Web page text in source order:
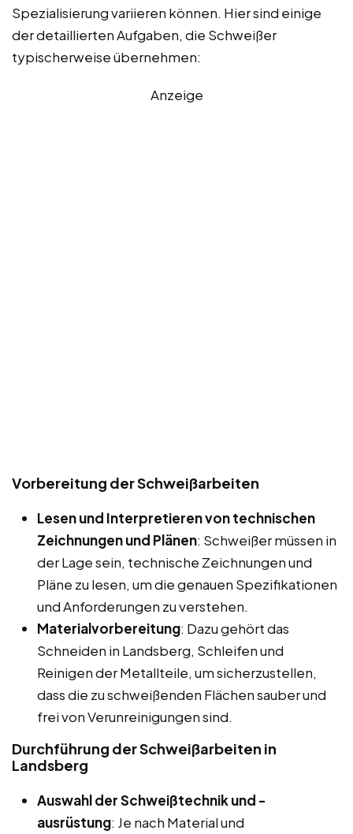
Spezialisierung variieren können. Hier sind einige
der detaillierten Aufgaben, die Schweißer
typischerweise übernehmen:
Anzeige
Vorbereitung der Schweißarbeiten
Lesen und Interpretieren von technischen
Zeichnungen und Plänen: Schweißer müssen in
der Lage sein, technische Zeichnungen und
Pläne zu lesen, um die genauen Spezifikationen
und Anforderungen zu verstehen.
Materialvorbereitung: Dazu gehört das
Schneiden in Landsberg, Schleifen und
Reinigen der Metallteile, um sicherzustellen,
dass die zu schweißenden Flächen sauber und
frei von Verunreinigungen sind.
Durchführung der Schweißarbeiten in
Landsberg
Auswahl der Schweißtechnik und -
ausrüstung: Je nach Material und